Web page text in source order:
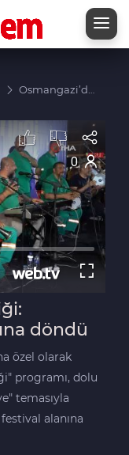
Osmangazi’de
festival
alanına
döndü
döndü
özel olarak
programı, dolu
temasıyla
alanına